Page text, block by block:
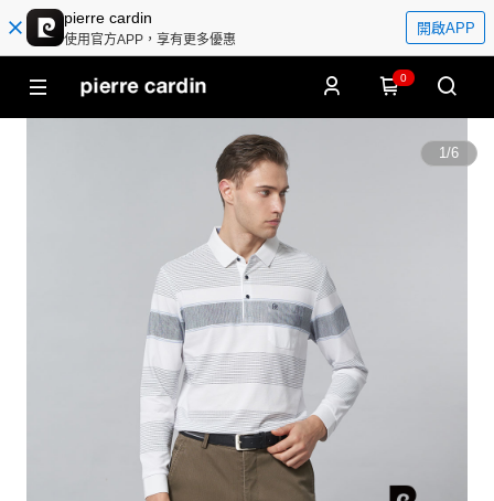
pierre cardin
使用官方APP，享有更多優惠
開啟APP
0
1/6